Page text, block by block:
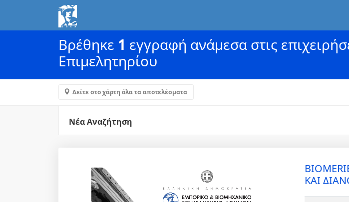
Βρέθηκε 1 εγγραφή ανάμεσα στις
Επιμελητηρίου
Δείτε στο χάρτη όλα τα αποτελέσματα
Νέα Αναζήτηση
ΚΑΙ